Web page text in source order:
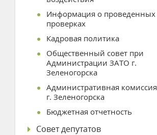
Информация о проведенных
проверках
Кадровая политика
Общественный совет при
Администрации ЗАТО г.
Зеленогорска
Административная комиссия
г. Зеленогорска
Бюджетная отчетность
Совет депутатов